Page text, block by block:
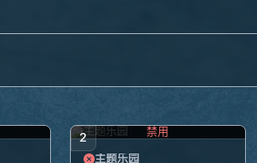
2 禁用
主题乐园